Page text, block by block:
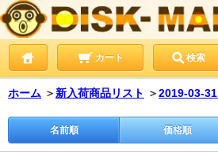
カート 検索
ホーム ＞ 新入荷商品リスト ＞2019-03-
名前順 価格順